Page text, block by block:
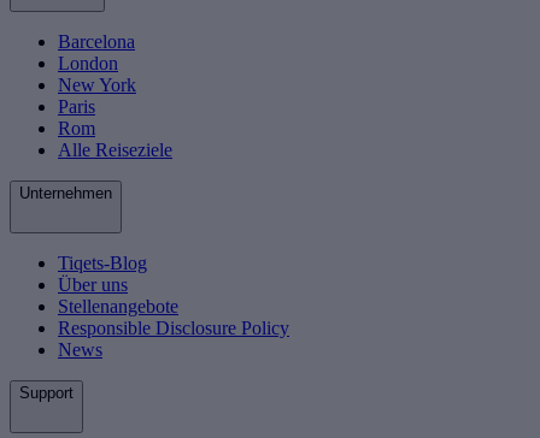
Barcelona
London
New York
Paris
Rom
Alle Reiseziele
Unternehmen
Tiqets-Blog
Über uns
Stellenangebote
Responsible Disclosure Policy
News
Support